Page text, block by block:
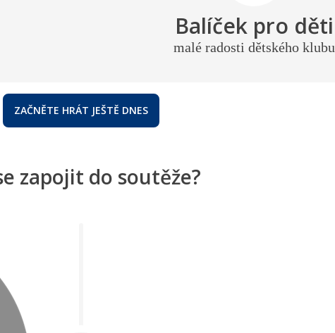
Balíček pro děti
malé radosti dětského klubu
ZAČNĚTE HRÁT JEŠTĚ DNES
zapojit do soutěže?